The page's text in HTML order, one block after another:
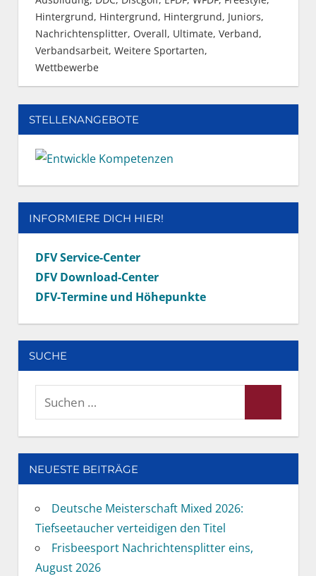
Hintergrund, Hintergrund, Hintergrund, Juniors,
Nachrichtensplitter, Overall, Ultimate, Verband,
Verbandsarbeit, Weitere Sportarten,
Wettbewerbe
STELLENANGEBOTE
INFORMIERE DICH HIER!
DFV Service-Center
DFV Download-Center
DFV-Termine und Höhepunkte
SUCHE
Suchen
NEUESTE BEITRÄGE
Deutsche Meisterschaft Mixed 2026:
Tiefseetaucher verteidigen den Titel
Frisbeesport Nachrichtensplitter eins,
August 2026